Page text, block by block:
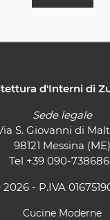
d'Interni di
Sede legale
S. Giovanni di
98121 Messina (ME)
Tel +39 090-
- P.IVA
Cucine Moderne